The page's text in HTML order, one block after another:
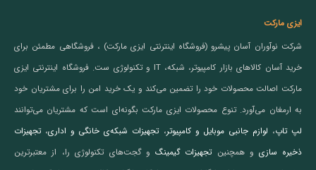
ایزی مارکت
شرکت نوآوران آسان پیشرو (فروشگاه اینترنتی ایزی مارکت) ، فروشگاهی مطمئن برای
خرید آسان کالاهای بازار کامپیوتر، شبکه، IT و تکنولوژی ست. فروشگاه اینترنتی ایزی
مارکت اصالت محصولات خود را تضمین می‌کند و یک خرید امن را برای مشتریان خود
به ارمغان می‌آورد. تنوع محصولات ایزی مارکت بگونه‌ای است که مشتریان می‌توانند
لپ تاپ، لوازم جانبی موبایل و کامپیوتر،تجهیزات شبکه‌ی خانگی و اداری،تجهیزات
ذخیره سازی و همچنینتجهیزات گیمینگ و گجت‌های تکنولوژی را، از معتبرترین